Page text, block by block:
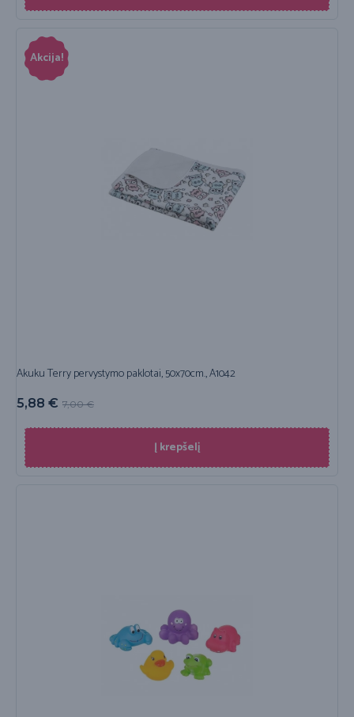
Akcija!
Akuku Terry pervystymo paklotai, 50x70cm., A1042
7,00€
5,88 €
Į krepšelį